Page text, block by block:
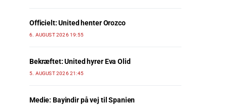
Officielt: United henter Orozco
6. AUGUST 2026 19:55
Bekræftet: United hyrer Eva Olid
5. AUGUST 2026 21:45
Medie: Bayindir på vej til Spanien